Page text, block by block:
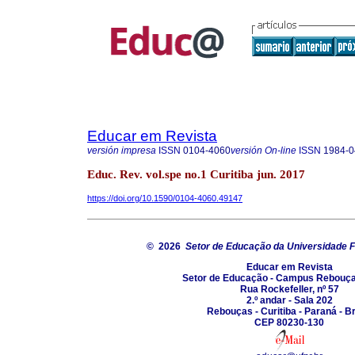
Educar em Revista
versión impresa ISSN 0104-4060versión On-line ISSN 1984-
Educ. Rev. vol.spe no.1 Curitiba jun. 2017
https://doi.org/10.1590/0104-4060.49147
© 2026 Setor de Educação da Universidade
Educar em Revista
Setor de Educação - Campus
Rua Rockefeller, nº 57
2.º andar - Sala 202
Rebouças - Curitiba - Paraná -
CEP 80230-130